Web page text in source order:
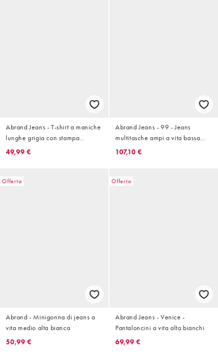
Abrand Jeans - T-shirt a maniche
lunghe grigia con stampa
Rebellion
49,99 €
Abrand Jeans - 99 - Jeans
multitasche ampi a vita bassa
color cuoio
107,10 €
Offerta
Abrand - Minigonna di jeans a
vita medio alta bianca
50,99 €
Offerta
Abrand Jeans - Venice -
Pantaloncini a vita alta bianchi
69,99 €